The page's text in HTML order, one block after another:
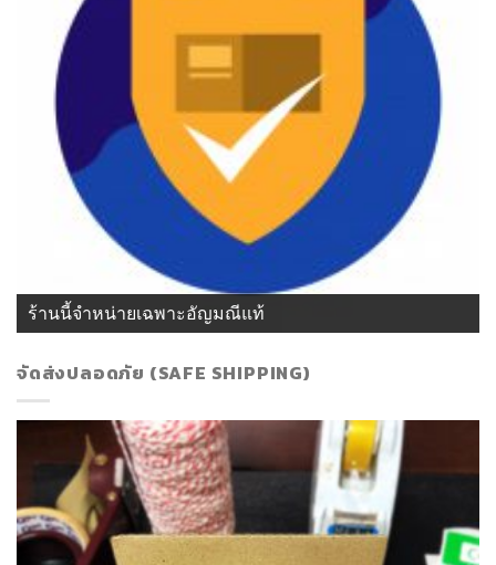
ร้านนี้จำหน่ายเฉพาะอัญมณีแท้
จัดส่งปลอดภัย (SAFE SHIPPING)